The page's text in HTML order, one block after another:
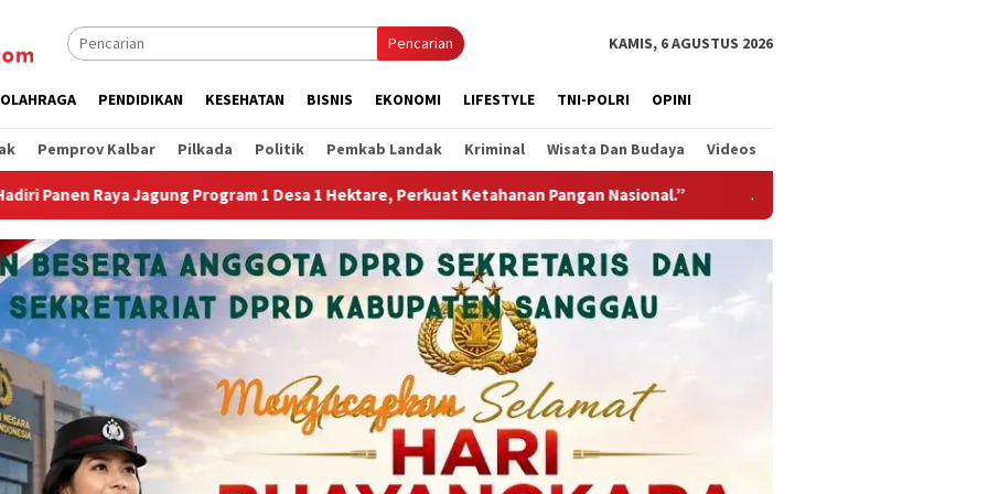
Pencarian KAMIS, 6 AGUSTUS 2026
OLAHRAGA PENDIDIKAN KESEHATAN BISNIS EKONOMI LIFESTYLE TNI-POLRI OPINI
Pemprov Kalbar Pilkada Politik Pemkab Landak Kriminal Wisata Dan Budaya Videos
1 Hektare, Perkuat Ketahanan Pangan Nasional.” Jembatan Gantung Garuda Hadir Untuk Negeri, Wujud Kepedulian